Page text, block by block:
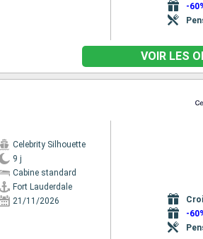
-
VOIR LES
Celebrity Silhouette
9 j
Cabine standard
Fort Lauderdale
21/11/2026
-